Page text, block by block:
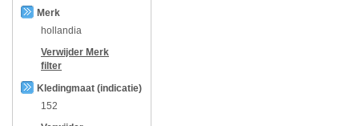
Merk
hollandia
Verwijder Merk
filter
Kledingmaat (indicatie)
152